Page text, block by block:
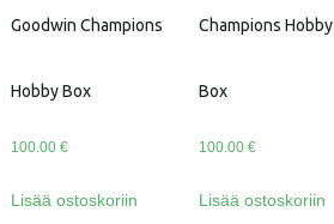
Goodwin Champions
Hobby Box
100.00€
Lisää ostoskoriin
Champions Hobby
Box
100.00 €
Lisää ostoskoriin